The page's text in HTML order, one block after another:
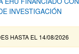
INVESTIGACIÓN
HASTA EL 14/08/2026